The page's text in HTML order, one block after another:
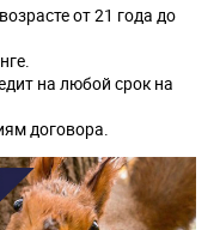
от 21 года до
на любой срок на
договора.